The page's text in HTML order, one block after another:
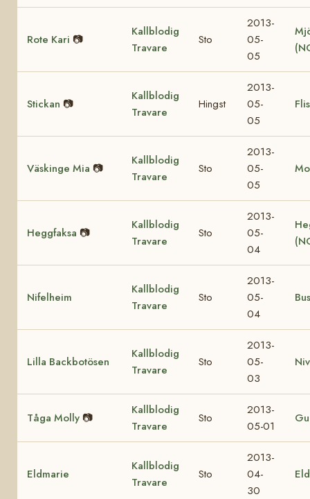
Rote Kari 📷
Kallblodig
Travare
Sto
2013-
05-
05
Stickan 📷
Kallblodig
Travare
Hingst
2013-
05-
05
Väskinge Mia 📷
Kallblodig
Travare
Sto
2013-
05-
05
Heggfaksa 📷
Kallblodig
Travare
Sto
2013-
05-
04
Nifelheim
Kallblodig
Travare
Sto
2013-
05-
04
Lilla Backbotösen
Kallblodig
Travare
Sto
2013-
05-
03
Tåga Molly 📷
Kallblodig
Travare
Sto
2013-
05-01
Eldmarie
Kallblodig
Travare
Sto
2013-
04-
30